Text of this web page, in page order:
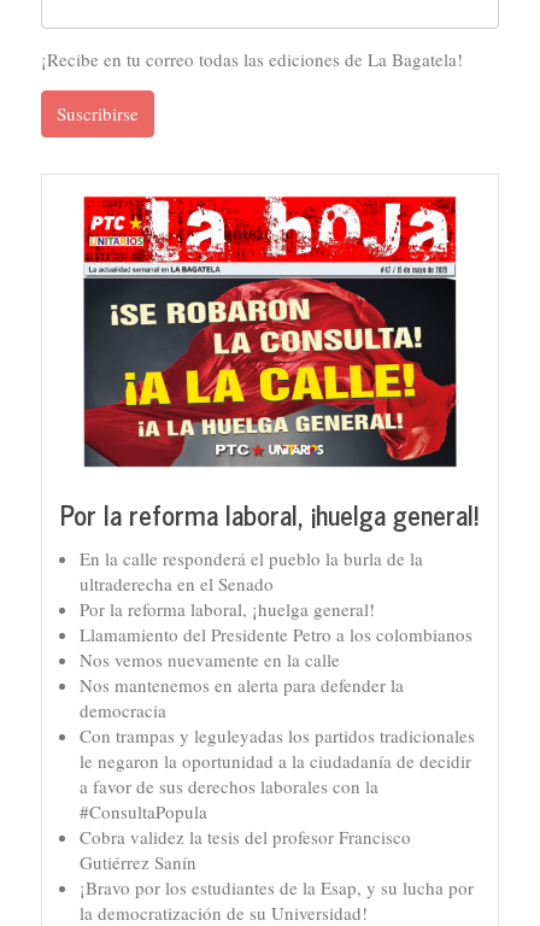
¡Recibe en tu correo todas las ediciones de La Bagatela!
Suscribirse
Por la reforma laboral, ¡huelga general!
En la calle responderá el pueblo la burla de la
ultraderecha en el Senado
Por la reforma laboral, ¡huelga general!
Llamamiento del Presidente Petro a los colombianos
Nos vemos nuevamente en la calle
Nos mantenemos en alerta para defender la
democracia
Con trampas y leguleyadas los partidos tradicionales
le negaron la oportunidad a la ciudadanía de decidir
a favor de sus derechos laborales con la
#ConsultaPopula
Cobra validez la tesis del profesor Francisco
Gutiérrez Sanín
¡Bravo por los estudiantes de la Esap, y su lucha por
la democratización de su Universidad!